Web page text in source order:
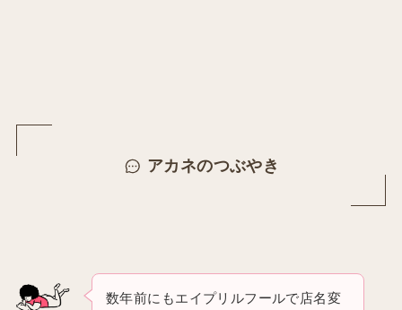
アカネのつぶやき
数年前にもエイプリルフールで店名変